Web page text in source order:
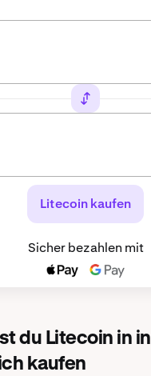
Litecoin kaufen
Sicher bezahlen mit
du Litecoin in in
kaufen